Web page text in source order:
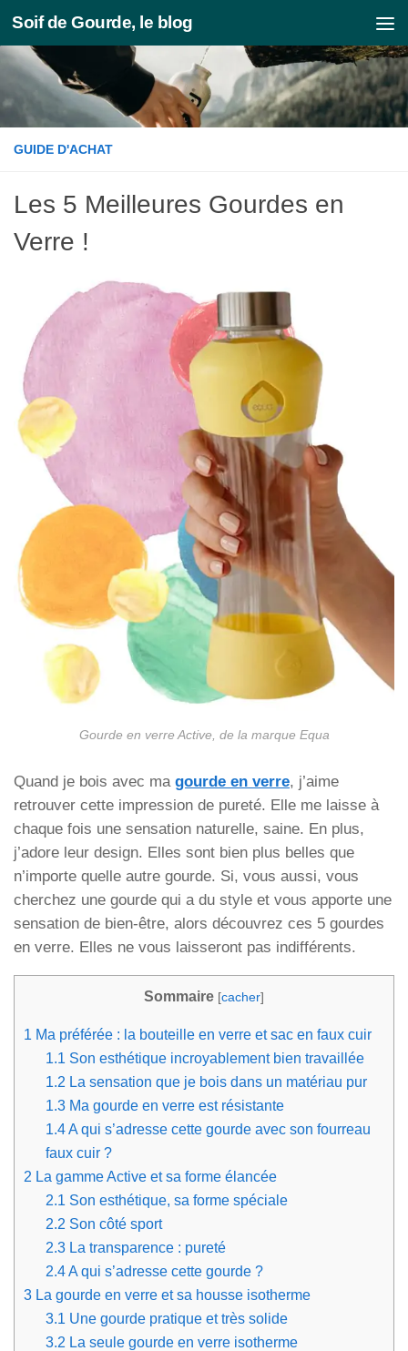
Skip to content
Soif de Gourde, le blog
GUIDE D'ACHAT
Les 5 Meilleures Gourdes en
Verre !
Gourde en verre Active, de la marque Equa
Quand je bois avec ma gourde en verre, j’aime
retrouver cette impression de pureté. Elle me laisse à
chaque fois une sensation naturelle, saine. En plus,
j’adore leur design. Elles sont bien plus belles que
n’importe quelle autre gourde. Si, vous aussi, vous
cherchez une gourde qui a du style et vous apporte une
sensation de bien-être, alors découvrez ces 5 gourdes
en verre. Elles ne vous laisseront pas indifférents.
Sommaire [cacher]
1 Ma préférée : la bouteille en verre et sac en faux cuir
1.1 Son esthétique incroyablement bien travaillée
1.2 La sensation que je bois dans un matériau pur
1.3Ma gourde en verre est résistante
1.4A qui s’adresse cette gourde avec son fourreau
faux cuir ?
2 La gamme Active et sa forme élancée
2.1 Son esthétique, sa forme spéciale
2.2 Son côté sport
2.3La transparence : pureté
2.4A qui s’adresse cette gourde ?
3 La gourde en verre et sa housse isotherme
3.1 Une gourde pratique et très solide
3.2 La seule gourde en verre isotherme